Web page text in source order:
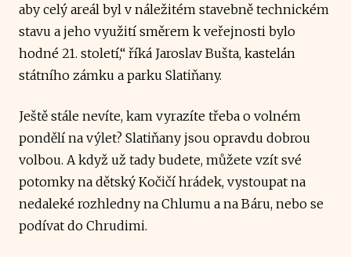
aby celý areál byl v náležitém stavebně technickém
stavu a jeho využití směrem k veřejnosti bylo
hodné 21. století,“ říká Jaroslav Bušta, kastelán
státního zámku a parku Slatiňany.
Ještě stále nevíte, kam vyrazíte třeba o volném
pondělí na výlet? Slatiňany jsou opravdu dobrou
volbou. A když už tady budete, můžete vzít své
potomky na dětský Kočičí hrádek, vystoupat na
nedaleké rozhledny na Chlumu a na Báru, nebo se
podívat do Chrudimi.